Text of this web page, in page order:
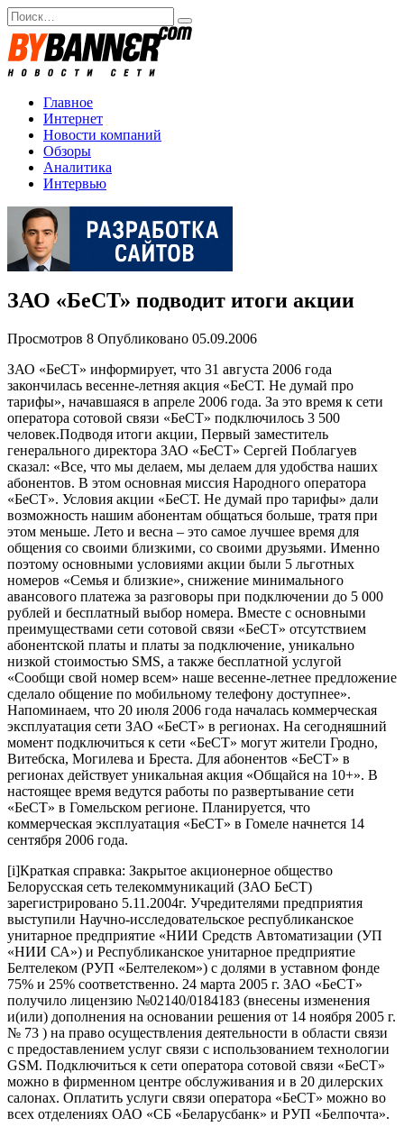
Перейти
к
содержанию
Search
for:
Главное
Интернет
Новости компаний
Обзоры
Аналитика
Интервью
ЗАО «БеСТ» подводит итоги акции
Просмотров 8 Опубликовано 05.09.2006
ЗАО «БеСТ» информирует, что 31 августа 2006 года
закончилась весенне-летняя акция «БеСТ. Не думай про
тарифы», начавшаяся в апреле 2006 года. За это время к сети
оператора сотовой связи «БеСТ» подключилось 3 500
человек.Подводя итоги акции, Первый заместитель
генерального директора ЗАО «БеСТ» Сергей Поблагуев
сказал: «Все, что мы делаем, мы делаем для удобства наших
абонентов. В этом основная миссия Народного оператора
«БеСТ». Условия акции «БеСТ. Не думай про тарифы» дали
возможность нашим абонентам общаться больше, тратя при
этом меньше. Лето и весна – это самое лучшее время для
общения со своими близкими, со своими друзьями. Именно
поэтому основными условиями акции были 5 льготных
номеров «Семья и близкие», снижение минимального
авансового платежа за разговоры при подключении до 5 000
рублей и бесплатный выбор номера. Вместе с основными
преимуществами сети сотовой связи «БеСТ» отсутствием
абонентской платы и платы за подключение, уникально
низкой стоимостью SMS, а также бесплатной услугой
«Сообщи свой номер всем» наше весенне-летнее предложение
сделало общение по мобильному телефону доступнее».
Напоминаем, что 20 июля 2006 года началась коммерческая
эксплуатация сети ЗАО «БеСТ» в регионах. На сегодняшний
момент подключиться к сети «БеСТ» могут жители Гродно,
Витебска, Могилева и Бреста. Для абонентов «БеСТ» в
регионах действует уникальная акция «Общайся на 10+». В
настоящее время ведутся работы по развертывание сети
«БеСТ» в Гомельском регионе. Планируется, что
коммерческая эксплуатация «БеСТ» в Гомеле начнется 14
сентября 2006 года.
[i]Краткая справка: Закрытое акционерное общество
Белорусская сеть телекоммуникаций (ЗАО БеСТ)
зарегистрировано 5.11.2004г. Учредителями предприятия
выступили Научно-исследовательское республиканское
унитарное предприятие «НИИ Средств Автоматизации (УП
«НИИ СА») и Республиканское унитарное предприятие
Белтелеком (РУП «Белтелеком») с долями в уставном фонде
75% и 25% соответственно. 24 марта 2005 г. ЗАО «БеСТ»
получило лицензию №02140/0184183 (внесены изменения
и(или) дополнения на основании решения от 14 ноября 2005 г.
№ 73 ) на право осуществления деятельности в области связи
с предоставлением услуг связи с использованием технологии
GSM. Подключиться к сети оператора сотовой связи «БеСТ»
можно в фирменном центре обслуживания и в 20 дилерских
салонах. Оплатить услуги связи оператора «БеСТ» можно во
всех отделениях ОАО «СБ «Беларусбанк» и РУП «Белпочта».